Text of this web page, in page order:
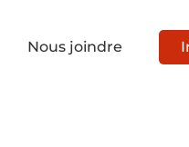
Nous joindre